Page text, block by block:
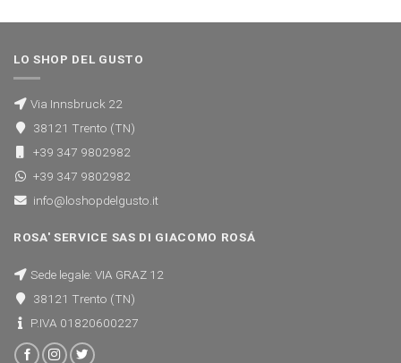
LO SHOP DEL GUSTO
Via Innsbruck 22
38121 Trento (TN)
+39 347 9802982
+39 347 9802982
info@loshopdelgusto.it
ROSA' SERVICE SAS DI GIACOMO ROSÁ
Sede legale: VIA GRAZ 12
38121 Trento (TN)
P.IVA 01820600227